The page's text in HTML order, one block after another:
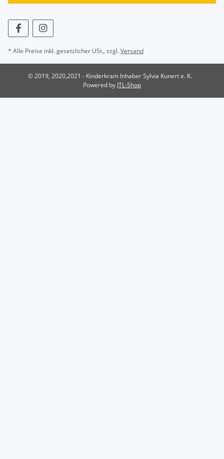
* Alle Preise inkl. gesetzlicher USt., zzgl.Versand
© 2019, 2020,2021 - Kinderkram Inhaber Sylvia Kunert e. K.
Powered by JTL-Shop